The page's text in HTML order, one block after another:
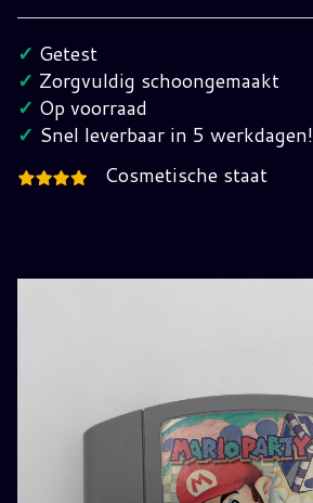
Party
Nintendo
64
(EUR)
hoeveelheid
✓ Getest
✓ Zorgvuldig schoongemaakt
✓ Op voorraad
✓ Snel leverbaar in 5 werkdagen!
Cosmetische staat